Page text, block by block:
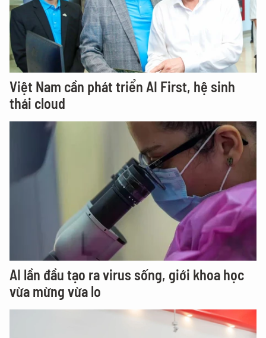
Việt Nam cần phát triển AI First, hệ sinh
thái cloud
AI lần đầu tạo ra virus sống, giới khoa học
vừa mừng vừa lo